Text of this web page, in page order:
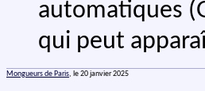
automatiques
qui peut
Mongueurs de Paris, le 20 janvier 2025